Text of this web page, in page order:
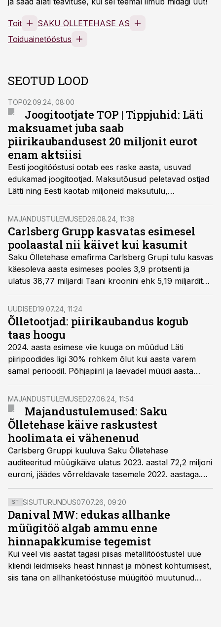
Toit
SAKU ÕLLETEHASE AS
Toiduainetööstus
SEOTUD LOOD
TOP02.09.24, 08:00
Joogitootjate TOP | Tippjuhid: Läti
maksuamet juba saab
piirikaubandusest 20 miljonit eurot
enam aktsiisi
Eesti joogitööstusi ootab ees raske aasta, usuvad
edukamad joogitootjad. Maksutõusud peletavad ostjad
Lätti ning Eesti kaotab miljoneid maksutulu,
ennustavad tööstusjuhid.
MAJANDUSTULEMUSED26.08.24, 11:38
Carlsberg Grupp kasvatas esimesel
poolaastal nii käivet kui kasumit
Saku Õlletehase emafirma Carlsberg Grupi tulu kasvas
käesoleva aasta esimeses pooles 3,9 protsenti ja
ulatus 38,77 miljardi Taani kroonini ehk 5,19 miljardit
euroni.
UUDISED19.07.24, 11:24
Õlletootjad: piirikaubandus kogub
taas hoogu
2024. aasta esimese viie kuuga on müüdud Läti
piiripoodides ligi 30% rohkem õlut kui aasta varem
samal perioodil. Põhjapiiril ja laevadel müüdi aasta
varasemaga võrreldes 20% vähem õlut, teatab Eesti
Õlletootjate Liit.
MAJANDUSTULEMUSED27.06.24, 11:54
Majandustulemused: Saku
Õlletehase käive raskustest
hoolimata ei vähenenud
Carlsberg Gruppi kuuluva Saku Õlletehase
auditeeritud müügikäive ulatus 2023. aastal 72,2 miljoni
euroni, jäädes võrreldavale tasemele 2022. aastaga.
Ettevõtte puhaskasumiks kujunes eelmisel aastal 5,5
miljonit eurot, võrreldes 2022. aastaga vähenes kasum
ligikaudu miljoni.
ST SISUTURUNDUS07.07.26, 09:20
Danival MW: edukas allhanke
müügitöö algab ammu enne
hinnapakkumise tegemist
Kui veel viis aastat tagasi piisas metallitööstustel uue
kliendi leidmiseks heast hinnast ja mõnest kohtumisest,
siis täna on allhanketööstuse müügitöö muutunud